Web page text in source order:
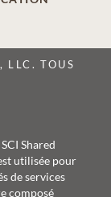
LLC. TOUS
Shared
utilisée pour
de services
composé